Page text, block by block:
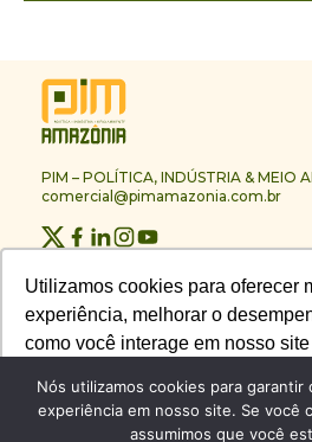
Utilizamos cookies para oferecer
experiência, melhorar o
como você interage em nosso
Utilizamos cookies para oferecer
experiência, melhorar o
como você interage em nosso
PIM – POLÍTICA, INDÚSTRIA & MEIO
comercial@pimamazonia.com.br
Contato
Publicidade
Melhores Empresas
Circuito PIM Amazônia
Nós utilizamos cookies para
experiência em nosso site. Se você
assumimos que você